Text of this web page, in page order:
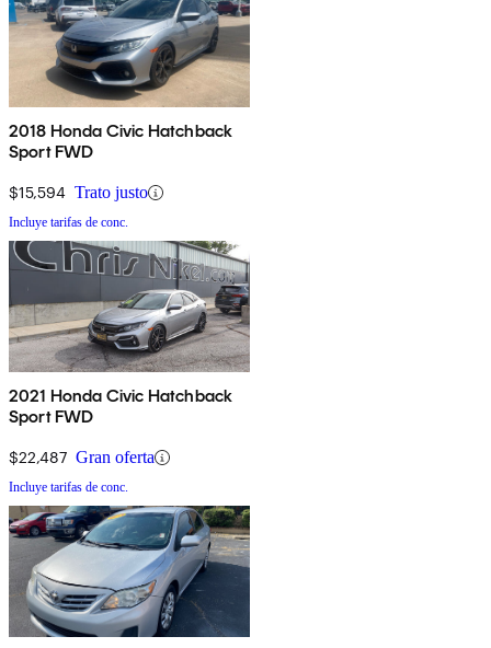
2018 Honda Civic Hatchback
Sport FWD
$15,594 Trato justo
Incluye tarifas de conc.
2021 Honda Civic Hatchback
Sport FWD
$22,487 Gran oferta
Incluye tarifas de conc.